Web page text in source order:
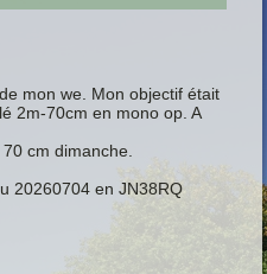
mon we. Mon objectif était
2m-70cm en mono op. A
cm dimanche.
20260704 en JN38RQ